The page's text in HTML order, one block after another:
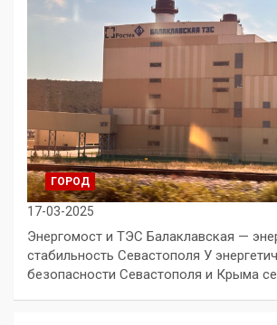
ГОРОД
17-03-2025
Энергомост и ТЭС Балаклавская —
стабильность Севастополя У
безопасности Севастополя и Крыма